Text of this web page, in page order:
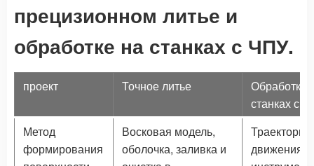
прецизионном литье и
обработке на станках с ЧПУ.
проект Точное литье
Обработка
станках с
Метод
формирования
Восковая модель,
оболочка, заливка и
Траектория
движения